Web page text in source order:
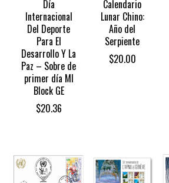
Día
Internacional
Del Deporte
Para El
Desarrollo Y La
Paz – Sobre de
primer día MI
Block GE
$20.36
Calendario
Lunar Chino:
Año del
Serpiente
$20.00